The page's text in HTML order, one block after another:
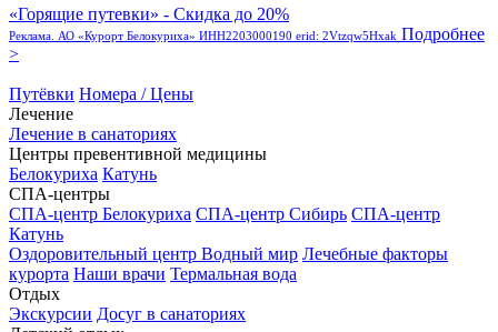
«Горящие путевки» - Скидка до 20%
Реклама. АО «Курорт Белокуриха» ИНН2203000190 erid: 2Vtzqw5Hxak Подробнее
>
Путёвки Номера / Цены
Лечение
Лечение в санаториях
Центры превентивной медицины
Белокуриха Катунь
СПА-центры
СПА-центр Белокуриха СПА-центр Сибирь СПА-центр
Катунь
Оздоровительный центр Водный мир Лечебные факторы
курорта Наши врачи Термальная вода
Отдых
Экскурсии Досуг в санаториях